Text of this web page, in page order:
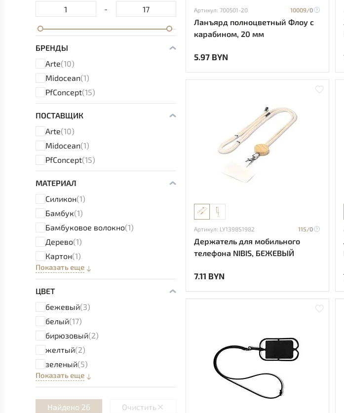
-
БРЕНДЫ
Arte(10)
Midocean(1)
PfConcept(15)
ПОСТАВЩИК
Arte(10)
Midocean(1)
PfConcept(15)
МАТЕРИАЛ
Силикон(1)
Бамбук(1)
Бамбуковое волокно(1)
Дерево(1)
Картон(1)
Показать еще
ЦВЕТ
бежевый(3)
белый(17)
бирюзовый(2)
желтый(2)
зеленый(5)
Показать еще
Найдено 26 Очистить
Артикул: 700501-20 10009/0
Ланъярд полноцветный Флоу с
карабином, 20 мм
5.97 BYN
Артикул: LY1398S1982 115/0
Держатель для мобильного
телефона NIBIS, БЕЖЕВЫЙ
7.11 BYN